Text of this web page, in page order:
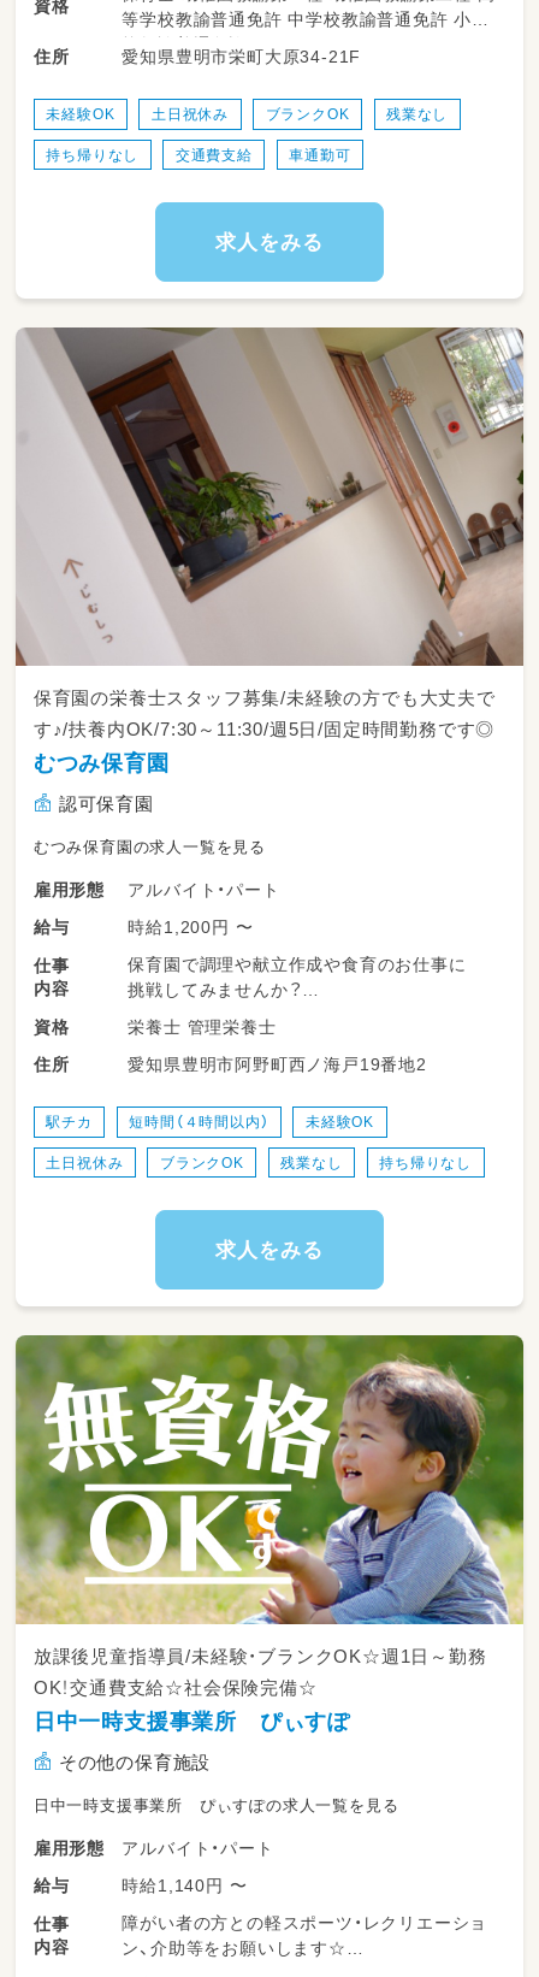
■こどもたちと遊びながら一緒に楽しい
時間を過ごしながら支援をお願いします！
（レクリエーションや散歩など）
子ども達の送迎を行います。
資格
等学校教諭普通免許 中学校教諭普通免許 小学
校教諭普通免許
住所 愛知県豊明市栄町大原34-21F
未経験OK 土日祝休み ブランクOK 残業なし
持ち帰りなし 交通費支給 車通勤可
求人をみる
保育園の栄養士スタッフ募集/未経験の方でも大丈夫で
す♪/扶養内OK/7:30～11:30/週5日/固定時間勤務です◎
むつみ保育園
認可保育園
むつみ保育園の求人一覧を見る
雇用形態
アルバイト・パート
給与
時給1,200円 〜
仕事
内容
保育園で調理や献立作成や食育のお仕事に
挑戦してみませんか？
★お仕事内容
～*～*～*～*～*～*～*～*～*～*～*～
・献立作成
・アレルギー対応
など♪
家庭での調理の経験があれば大丈夫です◎
初めての方も優しく教えてもらえる
資格
栄養士 管理栄養士
住所
愛知県豊明市阿野町西ノ海戸19番地2
駅チカ 短時間（４時間以内） 未経験OK
土日祝休み ブランクOK 残業なし 持ち帰りなし
求人をみる
放課後児童指導員/未経験・ブランクOK☆週1日～勤務
OK！交通費支給☆社会保険完備☆
日中一時支援事業所 ぴぃすぽ
その他の保育施設
日中一時支援事業所 ぴぃすぽの求人一覧を見る
雇用形態
アルバイト・パート
給与
時給1,140円 〜
仕事
内容
障がい者の方との軽スポーツ・レクリエーショ
ン、介助等をお願いします☆